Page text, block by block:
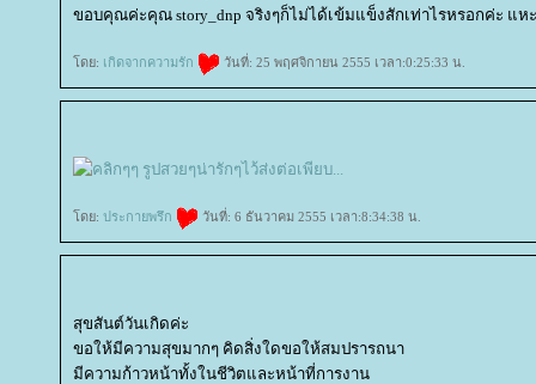
ขอบคุณค่ะคุณ story_dnp จริงๆก็ไม่ได้เข้มแข็งสักเท่าไรหรอกค่ะ แห
ดย: เกิดจากความรัก วันที่: 25 พฤศจิกายน 2555 เวลา:0:25:33 น.
ดย: ประกายพรึก วันที่: 6 ธันวาคม 2555 เวลา:8:34:38 น.
สุขสันต์วันเกิดค่ะ
ขอให้มีความสุขมากๆ คิดสิ่งใดขอให้สมปรารถนา
มีความก้าวหน้าทั้งในชีวิตและหน้าที่การงาน